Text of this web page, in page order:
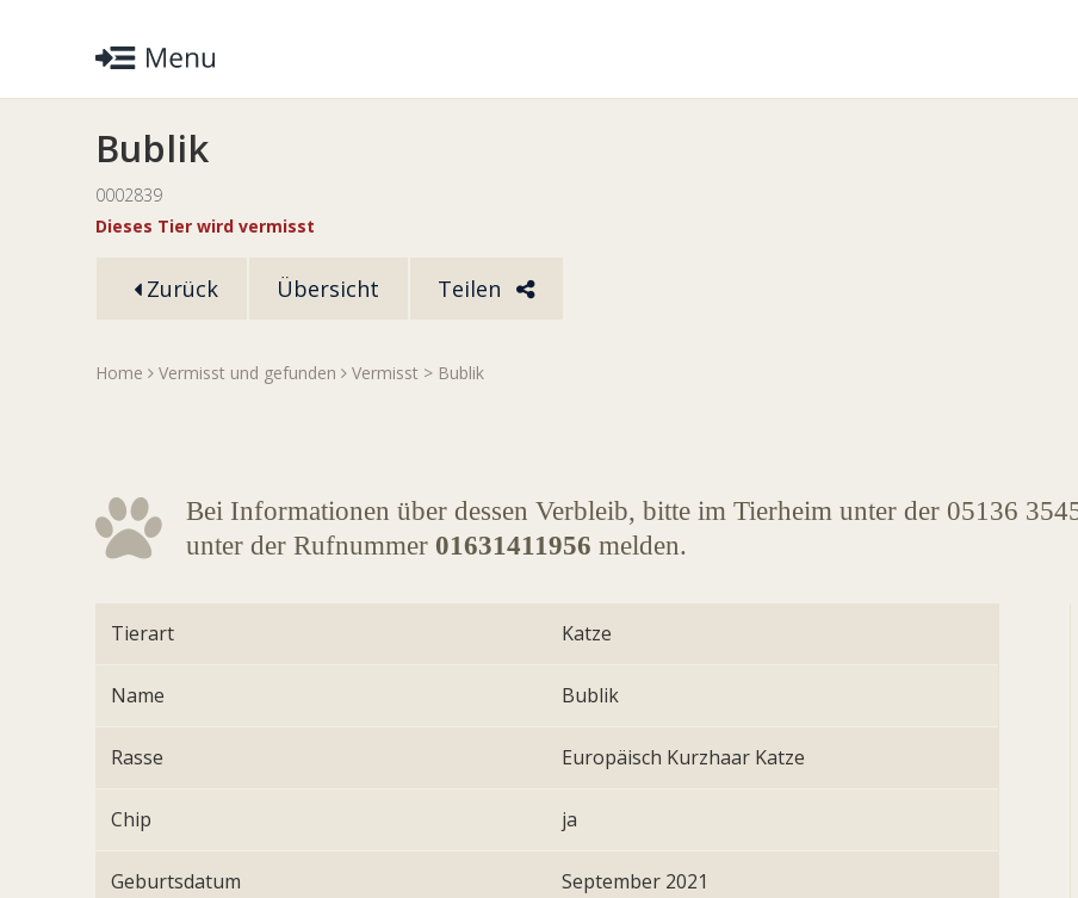
Bublik
0002839
Dieses Tier wird vermisst
Zurück Übersicht Teilen
Home Vermisst und gefunden Vermisst > Bublik
Bei Informationen über dessen Verbleib, bitte im Tierheim unter der 05136
unter der Rufnummer 01631411956 melden.
Tierart Katze
Name Bublik
Rasse Europäisch Kurzhaar Katze
Chip ja
Geburtsdatum September 2021